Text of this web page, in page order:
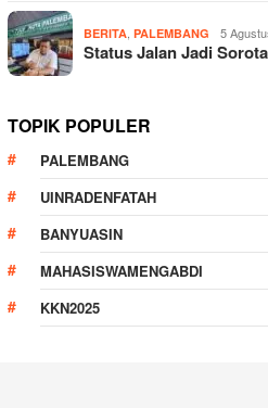
BERITA PALEMBANG 5
Status Jalan Jadi
TOPIK POPULER
PALEMBANG
UINRADENFATAH
BANYUASIN
MAHASISWAMENGABDI
KKN2025